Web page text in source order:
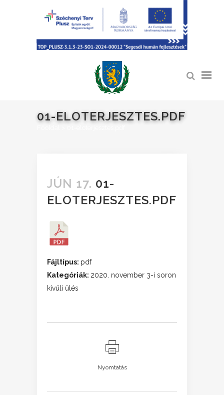
01-ELOTERJESZTES.PDF
JÚN 17. 01-
ELOTERJESZTES.PDF
Fájltípus: pdf
Kategóriák: 2020. november 3-i soron
kívüli ülés
Nyomtatás